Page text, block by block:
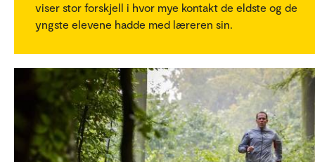
viser stor forskjell i hvor mye kontakt de eldste og de
yngste elevene hadde med læreren sin.